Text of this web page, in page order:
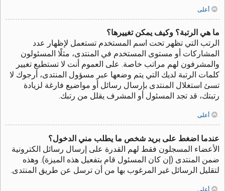
أعلى
ما هي الرتبة؟ وكيف يمكن تغييرها؟
الرتب التي تظهر تحت اسم المستخدم تستعمل لإظهار عدد
المشاركات أو مستوى المستخدم في المنتدى، مثلًا المسئولون
والمشرفون لهم مراتب خاصة. على العموم أنت لا تستطيع تغيير
كلمات الرتبة لديك التي يتم وضعها عبر مسؤول المنتدى، أرجوك لا
تسئ استغلال المنتدى بإرسال رسائل أو مواضيع فارغة لزيادة
رتبتك، قد تجد المسئول أو المشرف يقلل من رتبك.
أعلى
عندما اضغط على بريد شخص ما يطلب مني الدخول؟
الأعضاء المسجلون فقط لهم القدرة على إرسال رسائل الكترونية
ضمن المنتدى (إن كان المسئول قام بتفعيل هذه الميزة). وهذه
لتقليل الرسائل غير المرغوب بها من أن ترسل عن طريق المنتدى.
أعلى